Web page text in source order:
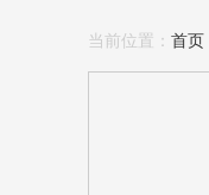
当前位置： 首页